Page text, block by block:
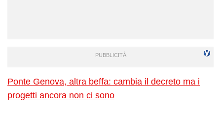
Ponte Genova, altra beffa: cambia il decreto ma i
progetti ancora non ci sono